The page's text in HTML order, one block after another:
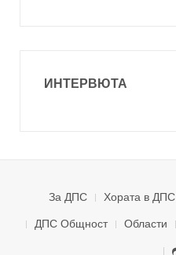
ИНТЕРВЮТА
За ДПС Хората в ДПС
ДПС Общност
Области